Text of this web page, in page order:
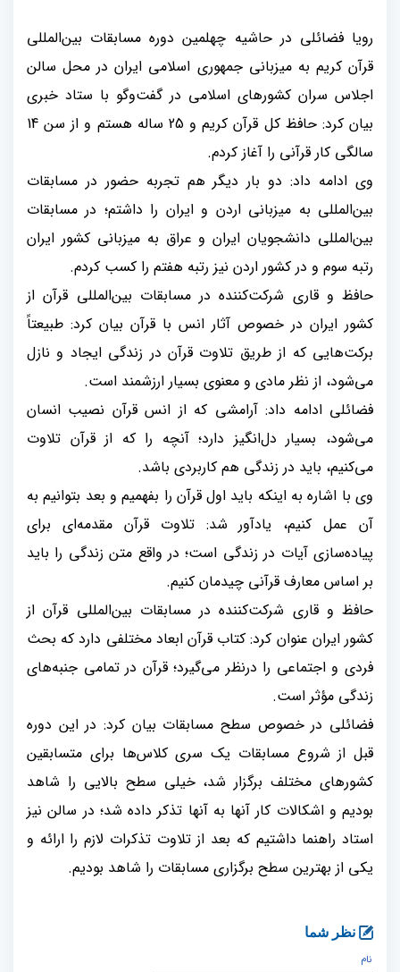
رویا فضائلی در حاشیه چهلمین دوره مسابقات بین‌المللی
قرآن کریم به میزبانی جمهوری اسلامی ایران در محل سالن
اجلاس سران کشورهای اسلامی در گفت‌وگو با ستاد خبری
بیان کرد: حافظ کل قرآن کریم و 25 ساله هستم و از سن 14
سالگی کار قرآنی را آغاز کردم.
وی ادامه داد: دو بار دیگر هم تجربه حضور در مسابقات
بین‌المللی به میزبانی اردن و ایران را داشتم؛ در مسابقات
بین‌المللی دانشجویان ایران و عراق به میزبانی کشور ایران
رتبه سوم و در کشور اردن نیز رتبه هفتم را کسب کردم.
حافظ و قاری شرکت‌کننده در مسابقات بین‌المللی قرآن از
کشور ایران در خصوص آثار انس با قرآن بیان کرد: طبیعتاً
برکت‌هایی که از طریق تلاوت قرآن در زندگی ایجاد و نازل
می‌شود، از نظر مادی و معنوی بسیار ارزشمند است.
فضائلی ادامه داد: آرامشی که از انس قرآن نصیب انسان
می‌شود، بسیار دل‌انگیز دارد؛ آنچه را که از قرآن تلاوت
می‌کنیم، باید در زندگی هم کاربردی باشد.
وی با اشاره به اینکه باید اول قرآن را بفهمیم و بعد بتوانیم به
آن عمل کنیم، یادآور شد: تلاوت قرآن مقدمه‌ای برای
پیاده‌سازی آیات در زندگی است؛ در واقع متن زندگی را باید
بر اساس معارف قرآنی چیدمان کنیم.
حافظ و قاری شرکت‌کننده در مسابقات بین‌المللی قرآن از
کشور ایران عنوان کرد: کتاب قرآن ابعاد مختلفی دارد که بحث
فردی و اجتماعی را درنظر می‌گیرد؛ قرآن در تمامی جنبه‌های
زندگی مؤثر است.
فضائلی در خصوص سطح مسابقات بیان کرد: در این دوره
قبل از شروع مسابقات یک سری کلاس‌ها برای متسابقین
کشورهای مختلف برگزار شد، خیلی سطح بالایی را شاهد
بودیم و اشکالات کار آنها به آنها تذکر داده شد؛ در سالن نیز
استاد راهنما داشتیم که بعد از تلاوت تذکرات لازم را ارائه و
یکی از بهترین سطح برگزاری مسابقات را شاهد بودیم.
نظر شما
نام